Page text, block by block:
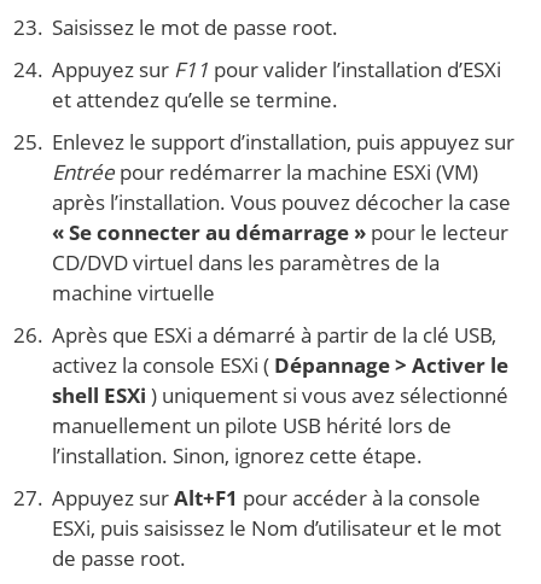
Saisissez le mot de passe root.
Appuyez sur F11 pour valider l’installation d’ESXi
et attendez qu’elle se termine.
Enlevez le support d’installation, puis appuyez sur
Entrée pour redémarrer la machine ESXi (VM)
après l’installation. Vous pouvez décocher la case
« Se connecter au démarrage » pour le lecteur
CD/DVD virtuel dans les paramètres de la
machine virtuelle
Après que ESXi a démarré à partir de la clé USB,
activez la console ESXi ( Dépannage > Activer le
shell ESXi ) uniquement si vous avez sélectionné
manuellement un pilote USB hérité lors de
l’installation. Sinon, ignorez cette étape.
Appuyez surAlt+F1 pour accéder à la console
ESXi, puis saisissez le Nom d’utilisateur et le mot
de passe root.